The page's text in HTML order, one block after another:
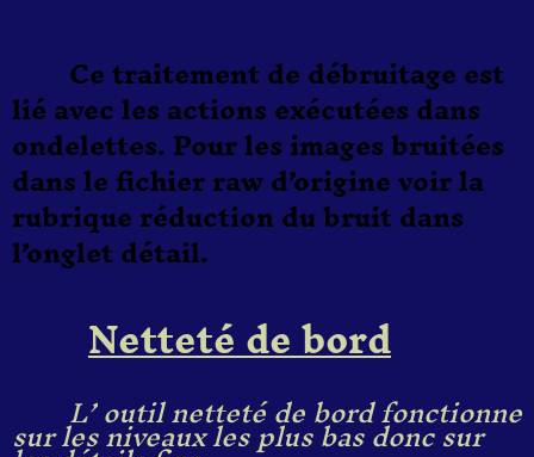
Ce traitement de débruitage est
lié avec les actions exécutées dans
ondelettes. Pour les images bruitées
dans le fichier raw d’origine voir la
rubrique réduction du bruit dans
l’onglet détail.
Netteté de bord
L’ outil netteté de bord fonctionne
sur les niveaux les plus bas donc sur